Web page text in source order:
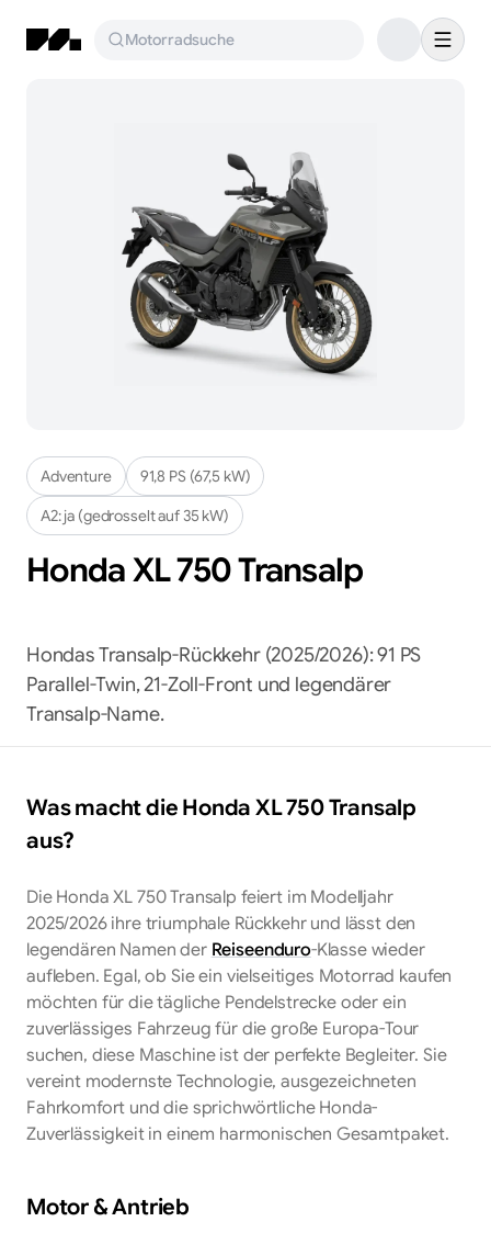
Motorradsuche
Adventure
91,8 PS (67,5 kW)
A2:ja (gedrosselt auf 35 kW)
HondaXL 750 Transalp
Hondas Transalp-Rückkehr (2025/2026): 91 PS
Parallel-Twin, 21-Zoll-Front und legendärer
Transalp-Name.
Was macht dieHondaXL 750 Transalp
aus?
Die Honda XL 750 Transalp feiert im Modelljahr
2025/2026 ihre triumphale Rückkehr und lässt den
legendären Namen derReiseenduro-Klasse wieder
aufleben. Egal, ob Sie ein vielseitiges Motorrad kaufen
möchten für die tägliche Pendelstrecke oder ein
zuverlässiges Fahrzeug für die große Europa-Tour
suchen, diese Maschine ist der perfekte Begleiter. Sie
vereint modernste Technologie, ausgezeichneten
Fahrkomfort und die sprichwörtliche Honda-
Zuverlässigkeit in einem harmonischen Gesamtpaket.
Motor & Antrieb